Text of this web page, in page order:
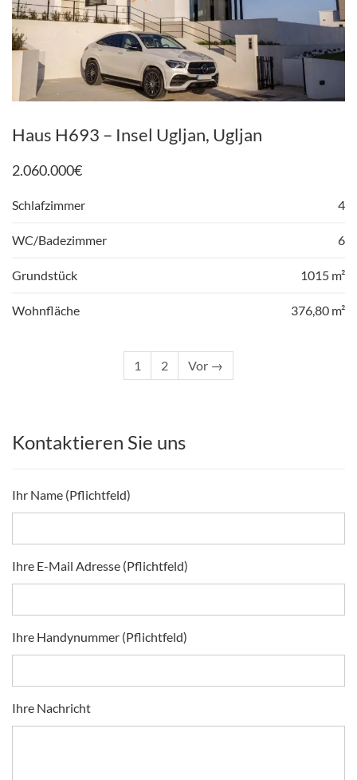
Haus H693 – Insel Ugljan, Ugljan
2.060.000€
Schlafzimmer 4
WC/Badezimmer 6
Grundstück 1015 m²
Wohnfläche 376,80 m²
1 2 Vor →
Kontaktieren Sie uns
Ihr Name (Pflichtfeld)
Ihre E-Mail Adresse (Pflichtfeld)
Ihre Handynummer (Pflichtfeld)
Ihre Nachricht